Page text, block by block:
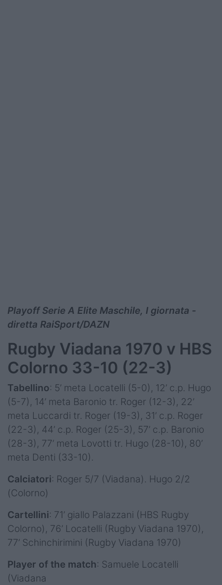
Playoff Serie A Elite Maschile, I giornata -
diretta RaiSport/DAZN
Rugby Viadana 1970 v HBS
Colorno 33-10 (22-3)
Tabellino: 5’ meta Locatelli (5-0), 12’ c.p. Hugo
(5-7), 14’ meta Baronio tr. Roger (12-3), 22’
meta Luccardi tr. Roger (19-3), 31’ c.p. Roger
(22-3), 44’ c.p. Roger (25-3), 57’ c.p. Baronio
(28-3), 77’ meta Lovotti tr. Hugo (28-10), 80’
meta Denti (33-10).
Calciatori: Roger 5/7 (Viadana). Hugo 2/2
(Colorno)
Cartellini: 71’ giallo Palazzani (HBS Rugby
Colorno), 76’ Locatelli (Rugby Viadana 1970),
77’ Schinchirimini (Rugby Viadana 1970)
Player of the match: Samuele Locatelli
(Viadana